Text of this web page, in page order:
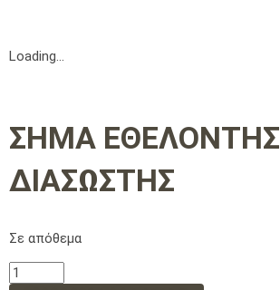
Loading...
ΣΗΜΑ ΕΘΕΛΟΝΤΗΣ
ΔΙΑΣΩΣΤΗΣ
Σε απόθεμα